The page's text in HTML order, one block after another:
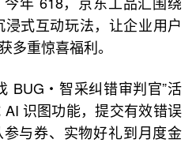
式互动玩法，让企业用户
多重惊喜福利。
BUG・智采纠错审判官”活
识图功能，提交有效错误
与券、实物好礼到月度金